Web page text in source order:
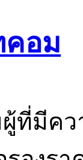
คอม
ที่มีคว